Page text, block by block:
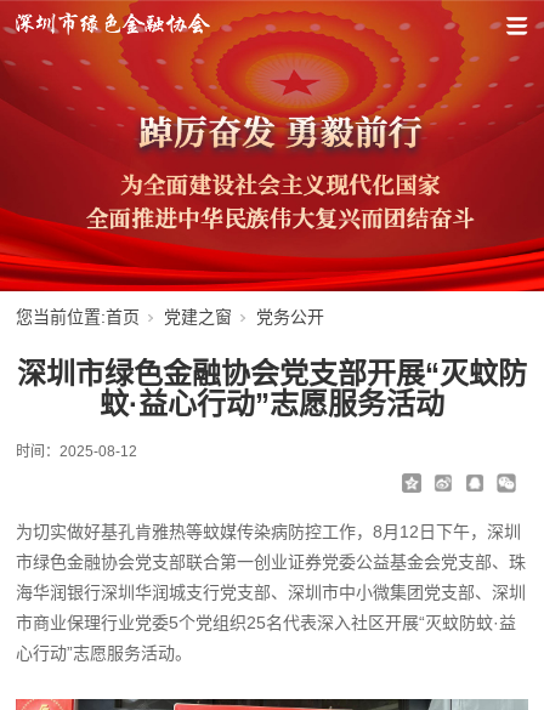
您当前位置:首页 党建之窗 党务公开
深圳市绿色金融协会党支部开展“灭蚊防
蚊·益心行动”志愿服务活动
时间： 2025-08-12
为切实做好基孔肯雅热等蚊媒传染病防控工作，8月12日下午，深圳
市绿色金融协会党支部联合第一创业证券党委公益基金会党支部、珠
海华润银行深圳华润城支行党支部、深圳市中小微集团党支部、深圳
市商业保理行业党委5个党组织25名代表深入社区开展“灭蚊防蚊·益
心行动”志愿服务活动。